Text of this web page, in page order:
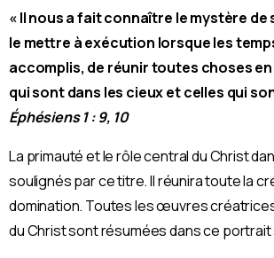
« Il nous a fait connaître le mystère
le mettre à exécution lorsque les
accomplis, de réunir toutes choses
qui sont dans les cieux et celles qui
Éphésiens 1 : 9, 10
La primauté et le rôle central du Christ
soulignés par ce titre. Il réunira toute la
domination. Toutes les œuvres
du Christ sont résumées dans ce portrait